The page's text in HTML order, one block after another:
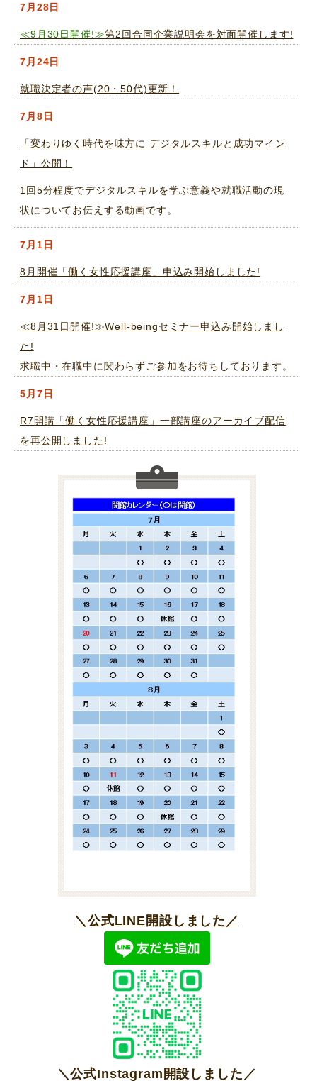
7月28日
≪9月30日開催!≫第2回合同企業説明会を対面開催します!
7月24日
就職決定者の声(20・50代)更新！
7月8日
「変わりゆく時代を味方に デジタルスキルと成功マイン
ド」公開！
1回5分程度でデジタルスキルを学ぶ意義や就職活動の現
状についてお伝えする動画です。
7月1日
8月開催「働く女性応援講座」申込み開始しました!
7月1日
≪8月31日開催!≫Well-beingセミナー申込み開始しまし
た!
求職中・在職中に関わらずご参加をお待ちしております。
5月7日
R7開講「働く女性応援講座」一部講座のアーカイブ配信
を再公開しました!
＼公式LINE開設しました／
＼公式Instagram開設しました／